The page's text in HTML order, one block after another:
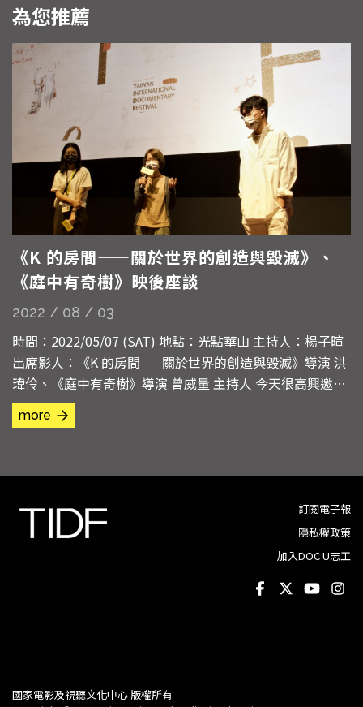
為您推薦
《K 的房間——關於世界的創造與毀滅》、
《庭中有奇樹》映後座談
2022 / 08 / 03
時間：2022/05/07 (SAT) 地點：光點華山 主持人：楊子暄
出席影人：《K 的房間——關於世界的創造與毀滅》導演 洪
瑋伶、《庭中有奇樹》導演 曾威量 主持人 今天很高興邀請
到《K的房間－關於世界的創造及毀滅》導演洪瑋伶以及
《庭中有奇樹》的導演曾威量，等下會留比較多的時間讓觀
more
訂閱電子報
隱私權政策
加入DOC U志工
國家電影及視聽文化中心 版權所有